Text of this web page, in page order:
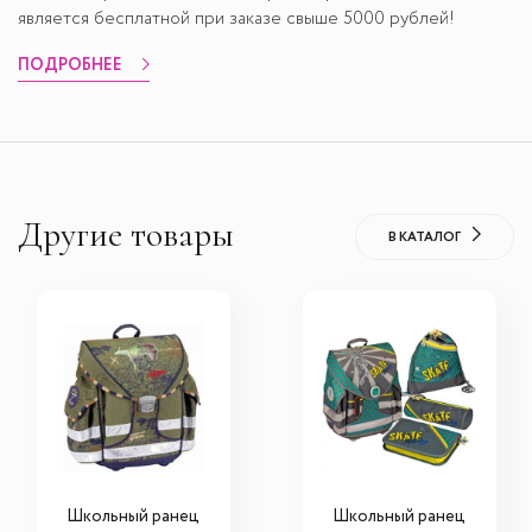
является бесплатной при заказе свыше 5000 рублей!
ПОДРОБНЕЕ
Другие товары В КАТАЛОГ
Школьный ранец Школьный ранец